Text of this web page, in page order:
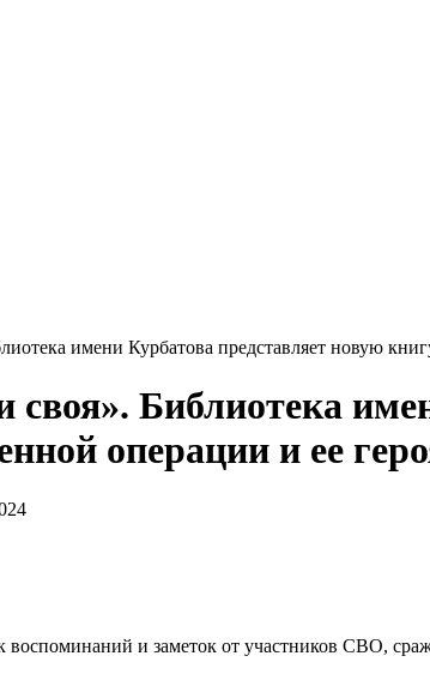
имени Курбатова представляет новую
своя». Библиотека
операции и ее
воспоминаний и заметок от участников СВО,